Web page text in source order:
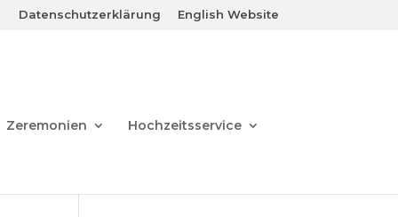
Datenschutzerklärung English Website
Zeremonien Hochzeitsservice